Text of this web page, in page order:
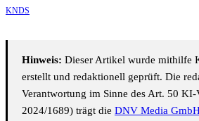
KNDS
Hinweis: Dieser Artikel wurde mithilfe
erstellt und redaktionell geprüft. Die
Verantwortung im Sinne des Art. 50
2024/1689) trägt die DNV Media